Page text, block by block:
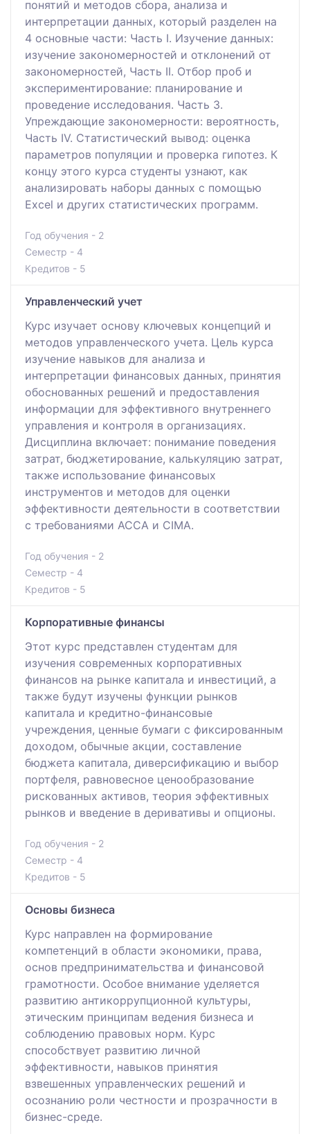
понятий и методов сбора, анализа и
интерпретации данных, который разделен на
4 основные части: Часть I. Изучение данных:
изучение закономерностей и отклонений от
закономерностей, Часть II. Отбор проб и
экспериментирование: планирование и
проведение исследования. Часть 3.
Упреждающие закономерности: вероятность,
Часть IV. Статистический вывод: оценка
параметров популяции и проверка гипотез. К
концу этого курса студенты узнают, как
анализировать наборы данных с помощью
Excel и других статистических программ.
Год обучения - 2
Семестр - 4
Кредитов - 5
Управленческий учет
Курс изучает основу ключевых концепций и
методов управленческого учета. Цель курса
изучение навыков для анализа и
интерпретации финансовых данных, принятия
обоснованных решений и предоставления
информации для эффективного внутреннего
управления и контроля в организациях.
Дисциплина включает: понимание поведения
затрат, бюджетирование, калькуляцию затрат,
также использование финансовых
инструментов и методов для оценки
эффективности деятельности в соответствии
с требованиями ACCA и CIMA.
Год обучения - 2
Семестр - 4
Кредитов - 5
Корпоративные финансы
Этот курс представлен студентам для
изучения современных корпоративных
финансов на рынке капитала и инвестиций, а
также будут изучены функции рынков
капитала и кредитно-финансовые
учреждения, ценные бумаги с фиксированным
доходом, обычные акции, составление
бюджета капитала, диверсификацию и выбор
портфеля, равновесное ценообразование
рискованных активов, теория эффективных
рынков и введение в деривативы и опционы.
Год обучения - 2
Семестр - 4
Кредитов - 5
Основы бизнеса
Курс направлен на формирование
компетенций в области экономики, права,
основ предпринимательства и финансовой
грамотности. Особое внимание уделяется
развитию антикоррупционной культуры,
этическим принципам ведения бизнеса и
соблюдению правовых норм. Курс
способствует развитию личной
эффективности, навыков принятия
взвешенных управленческих решений и
осознанию роли честности и прозрачности в
бизнес-среде.